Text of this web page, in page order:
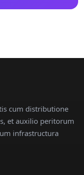
cum distributione
et auxilio peritorum
infrastructura